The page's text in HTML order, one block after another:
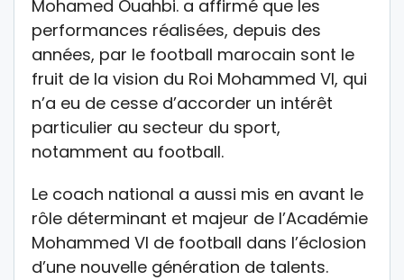
Mohamed Ouahbi. a affirmé que les
performances réalisées, depuis des
années, par le football marocain sont le
fruit de la vision du Roi Mohammed VI, qui
n’a eu de cesse d’accorder un intérêt
particulier au secteur du sport,
notamment au football.
Le coach national a aussi mis en avant le
rôle déterminant et majeur de l’Académie
Mohammed VI de football dans l’éclosion
d’une nouvelle génération de talents.